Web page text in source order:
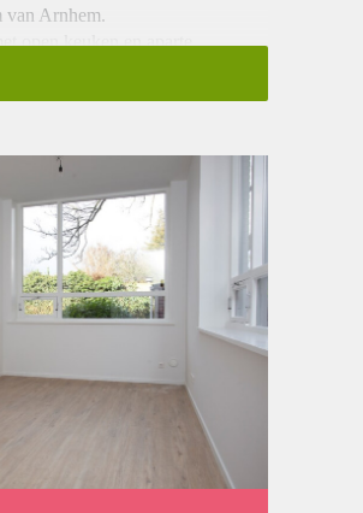
van Arnhem.
open keuken en aparte
met vriesvak en afzuigkap.
aanwezig.
per maand | Inkomenseis 3x
12 maanden